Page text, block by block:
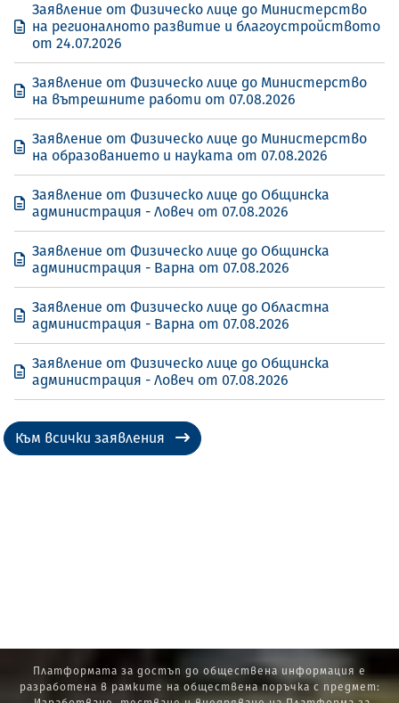
Заявление от Физическо лице до Министерство
на регионалното развитие и благоустройството
от 24.07.2026
Заявление от Физическо лице до Министерство
на вътрешните работи от 07.08.2026
Заявление от Физическо лице до Министерство
на образованието и науката от 07.08.2026
Заявление от Физическо лице до Общинска
администрация - Ловеч от 07.08.2026
Заявление от Физическо лице до Общинска
администрация - Варна от 07.08.2026
Заявление от Физическо лице до Областна
администрация - Варна от 07.08.2026
Заявление от Физическо лице до Общинска
администрация - Ловеч от 07.08.2026
Към всички заявления
Платформата за достъп до обществена информация е
разработена в рамките на обществена поръчка с предмет: